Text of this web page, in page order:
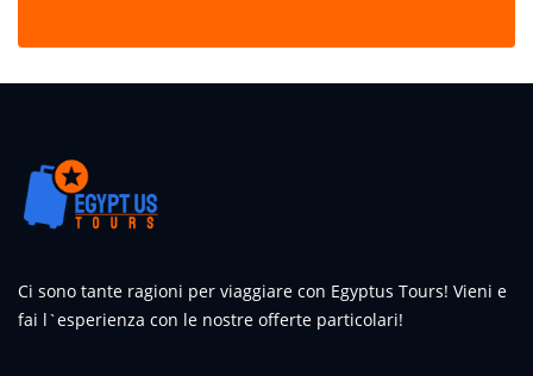
Ci sono tante ragioni per viaggiare con Egyptus Tours! Vieni e
fai l`esperienza con le nostre offerte particolari!